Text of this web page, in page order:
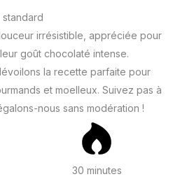
irrésistible, appréciée pour
goût chocolaté intense.
la recette parfaite pour
et moelleux. Suivez pas à
nous sans modération !
30 minutes